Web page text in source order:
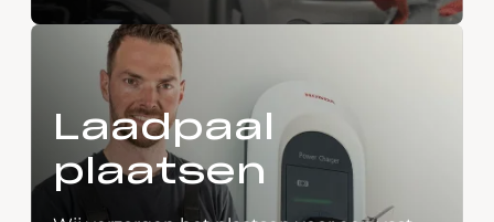
Laadpaal
plaatsen